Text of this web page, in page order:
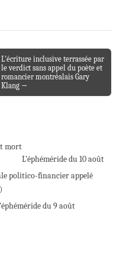
L’écriture inclusive terrassée par
le verdict sans appel du poète et
romancier montréalais Gary
Klang →
mort
L’éphéméride du 10 août
politico-financier appelé
du 9 août